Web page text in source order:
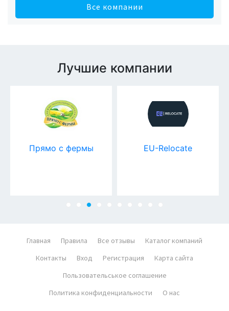
Все компании
Лучшие компании
Прямо с фермы EU-Relocate
Главная Правила Все отзывы
Каталог компаний
Контакты
Вход Регистрация
Карта сайта
Пользовательськое соглашение
Политика конфиденциальности
О нас